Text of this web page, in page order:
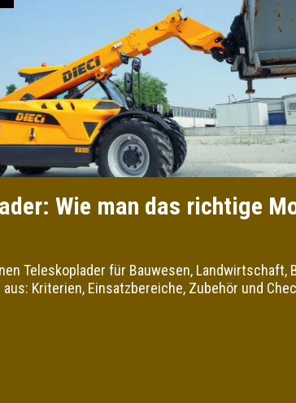
Wie man das richtige
Teleskoplader für Bauwesen, Landwirtschaft,
Kriterien, Einsatzbereiche, Zubehör und